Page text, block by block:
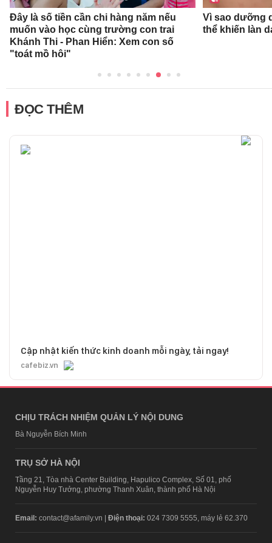
Đây là số tiền cần chi hàng năm nếu
muốn vào học cùng trường con trai
Khánh Thi - Phan Hiển: Xem con số
"toát mồ hôi"
Vì sao dưỡng
thể khiến làn
ĐỌC THÊM
Cập nhật kiến thức kinh doanh mỗi ngày, tải ngay!
cafebiz.vn
CHỊU TRÁCH NHIỆM QUẢN LÝ NỘI DUNG
Bà Nguyễn Bích Minh
TRỤ SỞ HÀ NỘI
Tầng 21, Tòa nhà Center Building, Hapulico Complex, Số 01, phố
Nguyễn Huy Tưởng, phường Thanh Xuân, thành phố Hà Nội
Email: contact@afamily.vn | Điện thoại: 024 7309 5555, máy lẻ 62.370